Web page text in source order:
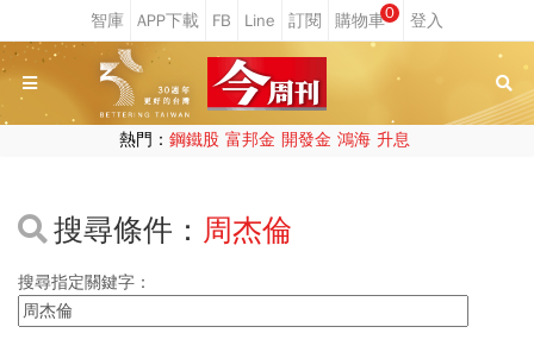
0
熱門： 鋼鐵股 富邦金 開發金 鴻海 升息
搜尋條件： 周杰倫
搜尋指定關鍵字：